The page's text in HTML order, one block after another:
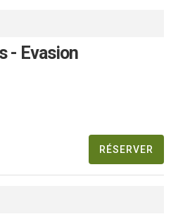
- Evasion
RÉSERVER